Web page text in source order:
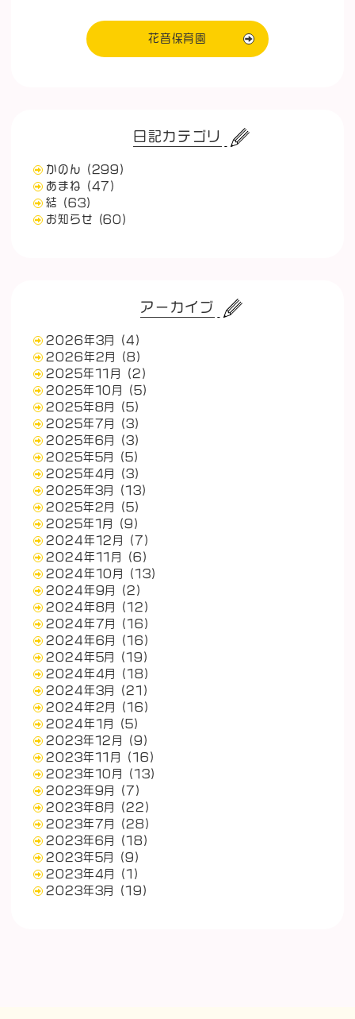
花音保育園
日記カテゴリ
かのん
(299)
あまね
(47)
結
(63)
お知らせ
(60)
アーカイブ
2026年3月
(4)
2026年2月
(8)
2025年11月
(2)
2025年10月
(5)
2025年8月
(5)
2025年7月
(3)
2025年6月
(3)
2025年5月
(5)
2025年4月
(3)
2025年3月
(13)
2025年2月
(5)
2025年1月
(9)
2024年12月
(7)
2024年11月
(6)
2024年10月
(13)
2024年9月
(2)
2024年8月
(12)
2024年7月
(16)
2024年6月
(16)
2024年5月
(19)
2024年4月
(18)
2024年3月
(21)
2024年2月
(16)
2024年1月
(5)
2023年12月
(9)
2023年11月
(16)
2023年10月
(13)
2023年9月
(7)
2023年8月
(22)
2023年7月
(28)
2023年6月
(18)
2023年5月
(9)
2023年4月
(1)
2023年3月
(19)